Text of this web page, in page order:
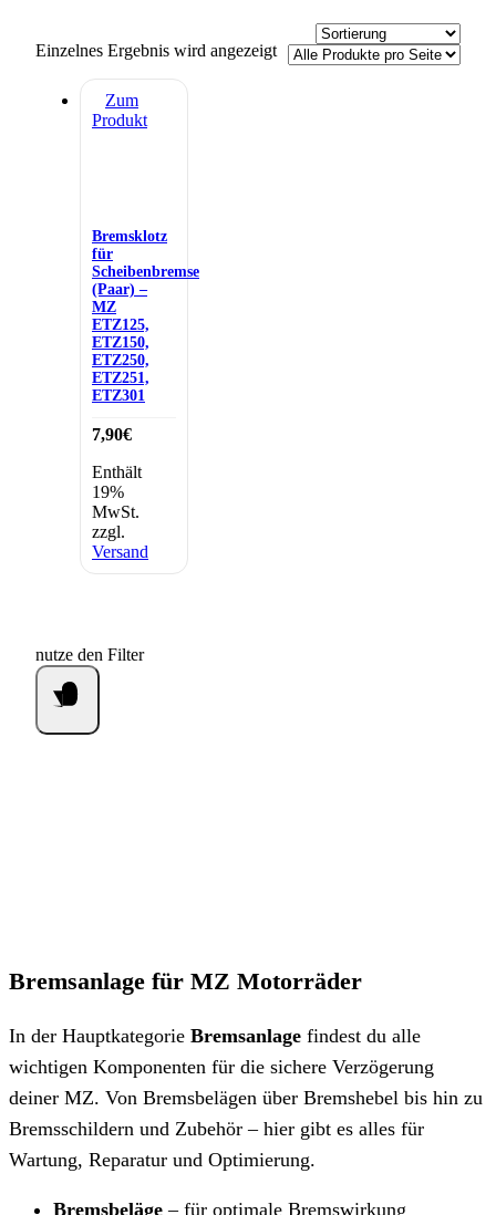
Einzelnes Ergebnis wird angezeigt
Zum
Produkt
Bremsklotz
für
Scheibenbremse
(Paar) –
MZ
ETZ125,
ETZ150,
ETZ250,
ETZ251,
ETZ301
7,90€
Enthält
19%
MwSt.
zzgl.
Versand
nutze den Filter
Bremsanlage für MZ Motorräder
In der Hauptkategorie Bremsanlage findest du alle
wichtigen Komponenten für die sichere Verzögerung
deiner MZ. Von Bremsbelägen über Bremshebel bis hin zu
Bremsschildern und Zubehör – hier gibt es alles für
Wartung, Reparatur und Optimierung.
Bremsbeläge – für optimale Bremswirkung